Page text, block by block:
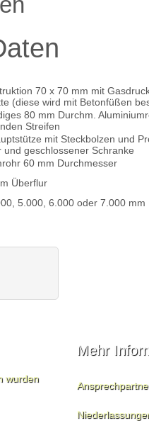
70 x 70 mm mit
(diese wird mit Betonfüßen
80 mm Durchm.
Streifen
mit Steckbolzen und
und geschlossener Schranke
60 mm Durchmesser
Überflur
5.000, 6.000 oder 7.000 mm
wurden
Mehr